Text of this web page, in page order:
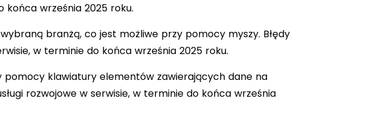
końca września 2025 roku.
branżą, co jest możliwe przy pomocy myszy. Błędy
w terminie do końca września 2025 roku.
klawiatury elementów zawierających dane na
rozwojowe w serwisie, w terminie do końca września